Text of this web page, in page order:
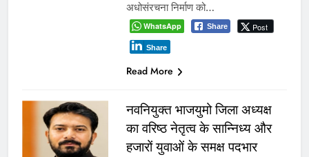
अधोसंरचना निर्माण को…
WhatsApp Share Post
Share
Read More
नवनियुक्त भाजयुमो जिला अध्यक्ष
का वरिष्ठ नेतृत्व के सान्निध्य और
हजारों युवाओं के समक्ष पदभार